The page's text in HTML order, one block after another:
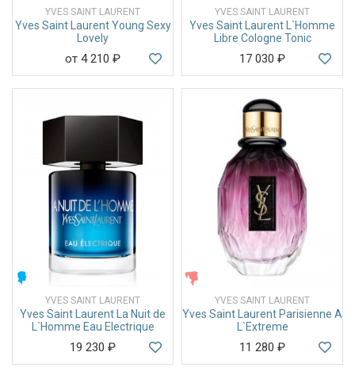
YVES SAINT LAURENT
Yves Saint Laurent Young Sexy
Lovely
от 4 210 ₽
YVES SAINT LAURENT
Yves Saint Laurent L`Homme
Libre Cologne Tonic
17 030 ₽
МУЖСКИЕ
YVES SAINT LAURENT
Yves Saint Laurent La Nuit de
L`Homme Eau Electrique
19 230 ₽
ЖЕНСКИЕ
YVES SAINT LAURENT
Yves Saint Laurent Parisienne A
L`Extreme
11 280 ₽